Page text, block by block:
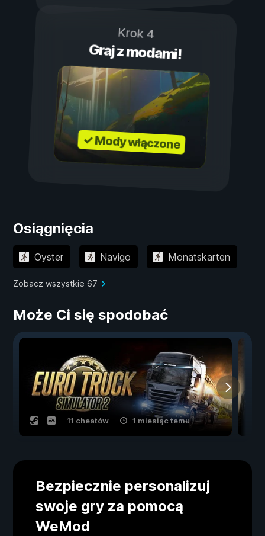
Krok 4
Graj z modami!
✓ Mody włączone
Osiągnięcia
Oyster Navigo Monatskarten
Zobacz wszystkie 67
Może Ci się spodobać
11 cheatów 1 miesiąc temu
Bezpiecznie personalizuj
swoje gry za pomocą
WeMod